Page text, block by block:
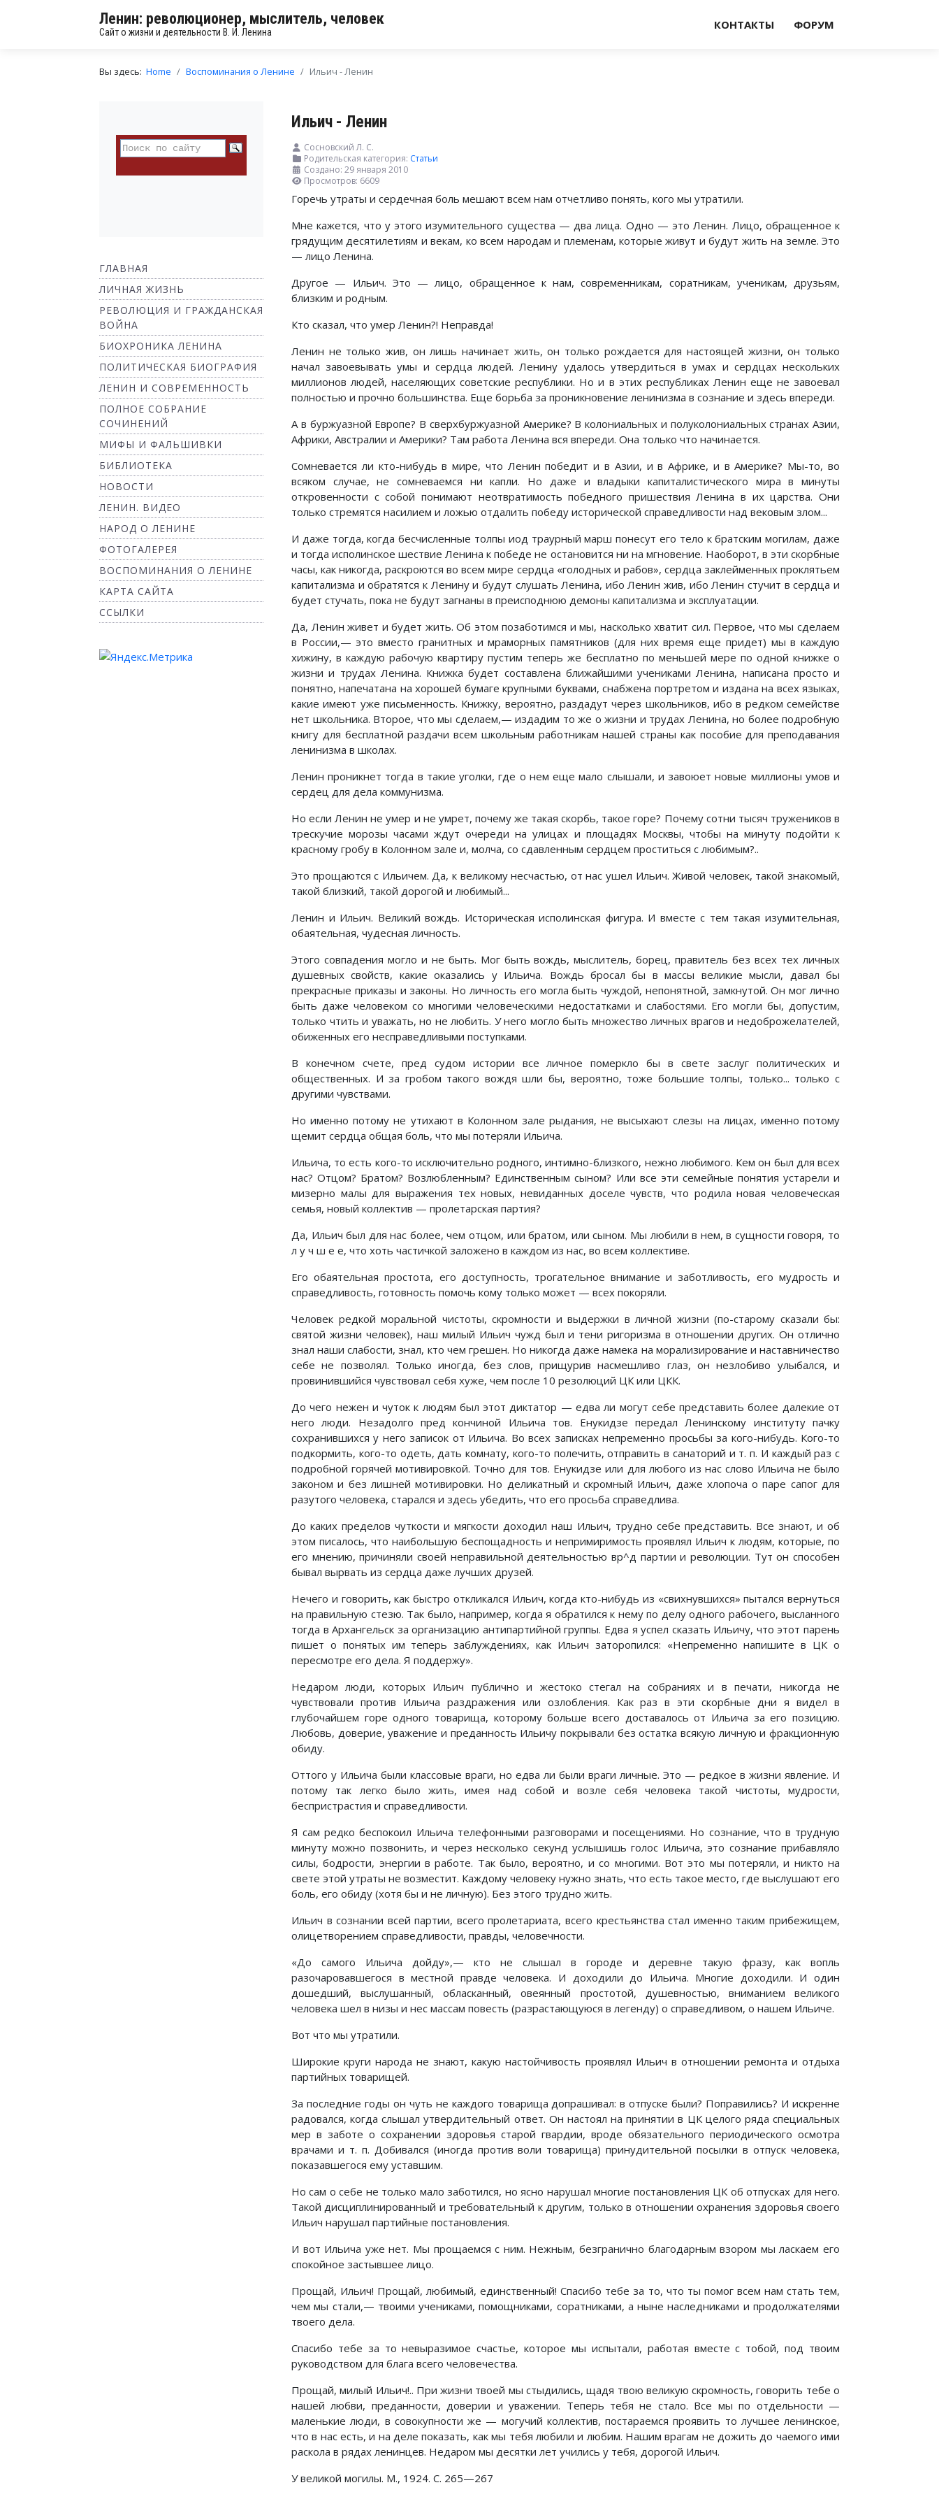
Ленин: революционер, мыслитель, человек
Сайт о жизни и деятельности В. И. Ленина
КОНТАКТЫ ФОРУМ
Вы здесь: Home Воспоминания о Ленине Ильич - Ленин
ГЛАВНАЯ
ЛИЧНАЯ ЖИЗНЬ
РЕВОЛЮЦИЯ И ГРАЖДАНСКАЯ
ВОЙНА
БИОХРОНИКА ЛЕНИНА
ПОЛИТИЧЕСКАЯ БИОГРАФИЯ
ЛЕНИН И СОВРЕМЕННОСТЬ
ПОЛНОЕ СОБРАНИЕ
СОЧИНЕНИЙ
МИФЫ И ФАЛЬШИВКИ
БИБЛИОТЕКА
НОВОСТИ
ЛЕНИН. ВИДЕО
НАРОД О ЛЕНИНЕ
ФОТОГАЛЕРЕЯ
ВОСПОМИНАНИЯ О ЛЕНИНЕ
КАРТА САЙТА
ССЫЛКИ
Ильич - Ленин
Сосновский Л. С.
Родительская категория: Статьи
Создано: 29 января 2010
Просмотров: 6609
Горечь утраты и сердечная боль мешают всем нам отчетливо понять, кого мы утратили.
Мне кажется, что у этого изумительного существа — два лица. Одно — это Ленин. Лицо, обращенное к
грядущим десятилетиям и векам, ко всем народам и племенам, которые живут и будут жить на земле. Это
— лицо Ленина.
Другое — Ильич. Это — лицо, обращенное к нам, современникам, соратникам, ученикам, друзьям,
близким и родным.
Кто сказал, что умер Ленин?! Неправда!
Ленин не только жив, он лишь начинает жить, он только рождается для настоящей жизни, он только
начал завоевывать умы и сердца людей. Ленину удалось утвердиться в умах и сердцах нескольких
миллионов людей, населяющих советские республики. Но и в этих республиках Ленин еще не завоевал
полностью и прочно большинства. Еще борьба за проникновение ленинизма в сознание и здесь впереди.
А в буржуазной Европе? В сверхбуржуазной Америке? В колониальных и полуколониальных странах Азии,
Африки, Австралии и Америки? Там работа Ленина вся впереди. Она только что начинается.
Сомневается ли кто-нибудь в мире, что Ленин победит и в Азии, и в Африке, и в Америке? Мы-то, во
всяком случае, не сомневаемся ни капли. Но даже и владыки капиталистического мира в минуты
откровенности с собой понимают неотвратимость победного пришествия Ленина в их царства. Они
только стремятся насилием и ложью отдалить победу исторической справедливости над вековым злом...
И даже тогда, когда бесчисленные толпы иод траурный марш понесут его тело к братским могилам, даже
и тогда исполинское шествие Ленина к победе не остановится ни на мгновение. Наоборот, в эти скорбные
часы, как никогда, раскроются во всем мире сердца «голодных и рабов», сердца заклейменных проклятьем
капитализма и обратятся к Ленину и будут слушать Ленина, ибо Ленин жив, ибо Ленин стучит в сердца и
будет стучать, пока не будут загнаны в преисподнюю демоны капитализма и эксплуатации.
Да, Ленин живет и будет жить. Об этом позаботимся и мы, насколько хватит сил. Первое, что мы сделаем
в России,— это вместо гранитных и мраморных памятников (для них время еще придет) мы в каждую
хижину, в каждую рабочую квартиру пустим теперь же бесплатно по меньшей мере по одной книжке о
жизни и трудах Ленина. Книжка будет составлена ближайшими учениками Ленина, написана просто и
понятно, напечатана на хорошей бумаге крупными буквами, снабжена портретом и издана на всех языках,
какие имеют уже письменность. Книжку, вероятно, раздадут через школьников, ибо в редком семействе
нет школьника. Второе, что мы сделаем,— издадим то же о жизни и трудах Ленина, но более подробную
книгу для бесплатной раздачи всем школьным работникам нашей страны как пособие для преподавания
ленинизма в школах.
Ленин проникнет тогда в такие уголки, где о нем еще мало слышали, и завоюет новые миллионы умов и
сердец для дела коммунизма.
Но если Ленин не умер и не умрет, почему же такая скорбь, такое горе? Почему сотни тысяч тружеников в
трескучие морозы часами ждут очереди на улицах и площадях Москвы, чтобы на минуту подойти к
красному гробу в Колонном зале и, молча, со сдавленным сердцем проститься с любимым?..
Это прощаются с Ильичем. Да, к великому несчастью, от нас ушел Ильич. Живой человек, такой знакомый,
такой близкий, такой дорогой и любимый...
Ленин и Ильич. Великий вождь. Историческая исполинская фигура. И вместе с тем такая изумительная,
обаятельная, чудесная личность.
Этого совпадения могло и не быть. Мог быть вождь, мыслитель, борец, правитель без всех тех личных
душевных свойств, какие оказались у Ильича. Вождь бросал бы в массы великие мысли, давал бы
прекрасные приказы и законы. Но личность его могла быть чуждой, непонятной, замкнутой. Он мог лично
быть даже человеком со многими человеческими недостатками и слабостями. Его могли бы, допустим,
только чтить и уважать, но не любить. У него могло быть множество личных врагов и недоброжелателей,
обиженных его несправедливыми поступками.
В конечном счете, пред судом истории все личное померкло бы в свете заслуг политических и
общественных. И за гробом такого вождя шли бы, вероятно, тоже большие толпы, только... только с
другими чувствами.
Но именно потому не утихают в Колонном зале рыдания, не высыхают слезы на лицах, именно потому
щемит сердца общая боль, что мы потеряли Ильича.
Ильича, то есть кого-то исключительно родного, интимно-близкого, нежно любимого. Кем он был для всех
нас? Отцом? Братом? Возлюбленным? Единственным сыном? Или все эти семейные понятия устарели и
мизерно малы для выражения тех новых, невиданных доселе чувств, что родила новая человеческая
семья, новый коллектив — пролетарская партия?
Да, Ильич был для нас более, чем отцом, или братом, или сыном. Мы любили в нем, в сущности говоря, то
л у ч ш е е, что хоть частичкой заложено в каждом из нас, во всем коллективе.
Его обаятельная простота, его доступность, трогательное внимание и заботливость, его мудрость и
справедливость, готовность помочь кому только может — всех покоряли.
Человек редкой моральной чистоты, скромности и выдержки в личной жизни (по-старому сказали бы:
святой жизни человек), наш милый Ильич чужд был и тени ригоризма в отношении других. Он отлично
знал наши слабости, знал, кто чем грешен. Но никогда даже намека на морализирование и наставничество
себе не позволял. Только иногда, без слов, прищурив насмешливо глаз, он незлобиво улыбался, и
провинившийся чувствовал себя хуже, чем после 10 резолюций ЦК или ЦКК.
До чего нежен и чуток к людям был этот диктатор — едва ли могут себе представить более далекие от
него люди. Незадолго пред кончиной Ильича тов. Енукидзе передал Ленинскому институту пачку
сохранившихся у него записок от Ильича. Во всех записках непременно просьбы за кого-нибудь. Кого-то
подкормить, кого-то одеть, дать комнату, кого-то полечить, отправить в санаторий и т. п. И каждый раз с
подробной горячей мотивировкой. Точно для тов. Енукидзе или для любого из нас слово Ильича не было
законом и без лишней мотивировки. Но деликатный и скромный Ильич, даже хлопоча о паре сапог для
разутого человека, старался и здесь убедить, что его просьба справедлива.
До каких пределов чуткости и мягкости доходил наш Ильич, трудно себе представить. Все знают, и об
этом писалось, что наибольшую беспощадность и непримиримость проявлял Ильич к людям, которые, по
его мнению, причиняли своей неправильной деятельностью вр^д партии и революции. Тут он способен
бывал вырвать из сердца даже лучших друзей.
Нечего и говорить, как быстро откликался Ильич, когда кто-нибудь из «свихнувшихся» пытался вернуться
на правильную стезю. Так было, например, когда я обратился к нему по делу одного рабочего, высланного
тогда в Архангельск за организацию антипартийной группы. Едва я успел сказать Ильичу, что этот парень
пишет о понятых им теперь заблуждениях, как Ильич заторопился: «Непременно напишите в ЦК о
пересмотре его дела. Я поддержу».
Недаром люди, которых Ильич публично и жестоко стегал на собраниях и в печати, никогда не
чувствовали против Ильича раздражения или озлобления. Как раз в эти скорбные дни я видел в
глубочайшем горе одного товарища, которому больше всего доставалось от Ильича за его позицию.
Любовь, доверие, уважение и преданность Ильичу покрывали без остатка всякую личную и фракционную
обиду.
Оттого у Ильича были классовые враги, но едва ли были враги личные. Это — редкое в жизни явление. И
потому так легко было жить, имея над собой и возле себя человека такой чистоты, мудрости,
беспристрастия и справедливости.
Я сам редко беспокоил Ильича телефонными разговорами и посещениями. Но сознание, что в трудную
минуту можно позвонить, и через несколько секунд услышишь голос Ильича, это сознание прибавляло
силы, бодрости, энергии в работе. Так было, вероятно, и со многими. Вот это мы потеряли, и никто на
свете этой утраты не возместит. Каждому человеку нужно знать, что есть такое место, где выслушают его
боль, его обиду (хотя бы и не личную). Без этого трудно жить.
Ильич в сознании всей партии, всего пролетариата, всего крестьянства стал именно таким прибежищем,
олицетворением справедливости, правды, человечности.
«До самого Ильича дойду»,— кто не слышал в городе и деревне такую фразу, как вопль
разочаровавшегося в местной правде человека. И доходили до Ильича. Многие доходили. И один
дошедший, выслушанный, обласканный, овеянный простотой, душевностью, вниманием великого
человека шел в низы и нес массам повесть (разрастающуюся в легенду) о справедливом, о нашем Ильиче.
Вот что мы утратили.
Широкие круги народа не знают, какую настойчивость проявлял Ильич в отношении ремонта и отдыха
партийных товарищей.
За последние годы он чуть не каждого товарища допрашивал: в отпуске были? Поправились? И искренне
радовался, когда слышал утвердительный ответ. Он настоял на принятии в ЦК целого ряда специальных
мер в заботе о сохранении здоровья старой гвардии, вроде обязательного периодического осмотра
врачами и т. п. Добивался (иногда против воли товарища) принудительной посылки в отпуск человека,
показавшегося ему уставшим.
Но сам о себе не только мало заботился, но ясно нарушал многие постановления ЦК об отпусках для него.
Такой дисциплинированный и требовательный к другим, только в отношении охранения здоровья своего
Ильич нарушал партийные постановления.
И вот Ильича уже нет. Мы прощаемся с ним. Нежным, безгранично благодарным взором мы ласкаем его
спокойное застывшее лицо.
Прощай, Ильич! Прощай, любимый, единственный! Спасибо тебе за то, что ты помог всем нам стать тем,
чем мы стали,— твоими учениками, помощниками, соратниками, а ныне наследниками и продолжателями
твоего дела.
Спасибо тебе за то невыразимое счастье, которое мы испытали, работая вместе с тобой, под твоим
руководством для блага всего человечества.
Прощай, милый Ильич!.. При жизни твоей мы стыдились, щадя твою великую скромность, говорить тебе о
нашей любви, преданности, доверии и уважении. Теперь тебя не стало. Все мы по отдельности —
маленькие люди, в совокупности же — могучий коллектив, постараемся проявить то лучшее ленинское,
что в нас есть, и на деле показать, как мы тебя любили и любим. Нашим врагам не дожить до чаемого ими
раскола в рядах ленинцев. Недаром мы десятки лет учились у тебя, дорогой Ильич.
У великой могилы. М., 1924. С. 265—267